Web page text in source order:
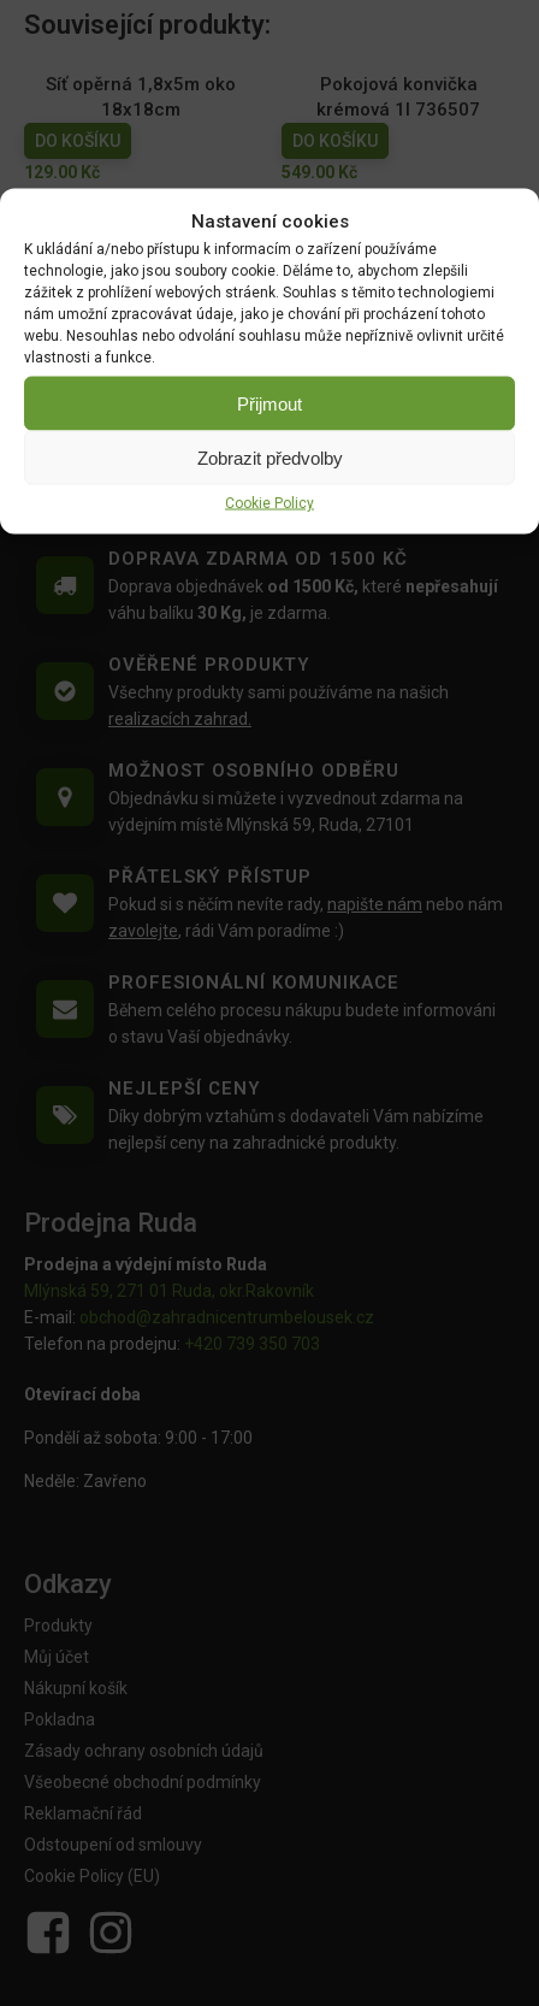
Nastavení cookies
K ukládání a/nebo přístupu k informacím o zařízení používáme
technologie, jako jsou soubory cookie. Děláme to, abychom zlepšili
zážitek z prohlížení webových stráenk. Souhlas s těmito technologiemi
nám umožní zpracovávat údaje, jako je chování při procházení tohoto
webu. Nesouhlas nebo odvolání souhlasu může nepříznivě ovlivnit určité
vlastnosti a funkce.
Přijmout
Zobrazit předvolby
Cookie Policy
Související produkty:
Síť opěrná 1,8x5m oko
18x18cm
DO KOŠÍKU
129.00 Kč
Pokojová konvička
krémová 1l 736507
DO KOŠÍKU
549.00 Kč
Sazeč cibulovin prům 4cm,
nerez 30cm 732776
DO KOŠÍKU
399.00Kč
Nůž na spáry ( plevel)
28,5cm 732813
DO KOŠÍKU
389.00Kč
Úzká lopatka nerez 33cm
732837
732790
DO KOŠÍKU
DOPRAVA ZDARMA OD 1500 KČ
Doprava objednávek od 1500 Kč, které nepřesahují
váhu balíku 30 Kg, je zdarma.
OVĚŘENÉ PRODUKTY
Všechny produkty sami používáme na našich
realizacích zahrad.
MOŽNOST OSOBNÍHO ODBĚRU
Objednávku si můžete i vyzvednout zdarma na
výdejním místě Mlýnská 59, Ruda, 27101
PŘÁTELSKÝ PŘÍSTUP
Pokud si s něčím nevíte rady, napište nám nebo nám
zavolejte, rádi Vám poradíme :)
PROFESIONÁLNÍ KOMUNIKACE
Během celého procesu nákupu budete informováni
o stavu Vaší objednávky.
NEJLEPŠÍ CENY
Díky dobrým vztahům s dodavateli Vám nabízíme
nejlepší ceny na zahradnické produkty.
Prodejna Ruda
Prodejna a výdejní místo Ruda
Mlýnská 59, 271 01 Ruda, okr.Rakovník
E-mail: obchod@zahradnicentrumbelousek.cz
Telefon na prodejnu: +420 739 350 703
Otevírací doba
Pondělí až sobota: 9:00 - 17:00
Neděle: Zavřeno
Odkazy
Produkty
Můj účet
Nákupní košík
Pokladna
Zásady ochrany osobních údajů
Všeobecné obchodní podmínky
Reklamační řád
Odstoupení od smlouvy
Cookie Policy (EU)